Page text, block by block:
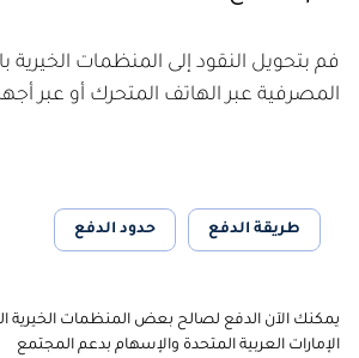
فم بتحويل النقود إلى المنظمات الخيرية
المصرفية عبر الهاتف المتحرك أو عبر
طريقة الدفع حدود الدفع
يمكنك الآن الدفع لصالح بعض المنظمات الخيرية
الإمارات العربية المتحدة والإسهام بدعم المجتمع